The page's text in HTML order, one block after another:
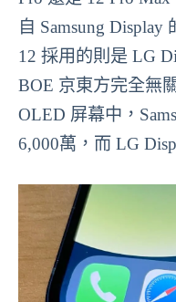
自 Samsung
12 採用的則是 LG
BOE 京東方完全無
OLED 屏幕中，
6,000萬，而 LG